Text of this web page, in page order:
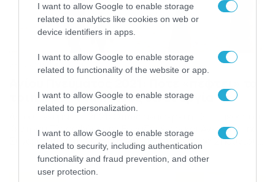
I want to allow Google to enable storage
related to analytics like cookies on web or
device identifiers in apps.
I want to allow Google to enable storage
related to functionality of the website or app.
I want to allow Google to enable storage
related to personalization.
I want to allow Google to enable storage
related to security, including authentication
functionality and fraud prevention, and other
user protection.
29/05/2021 09:29
τριήμερο – Για ποιους είναι αργία
Αγίου Πνεύματος 2021: Όπως αναφέρει η ΓΣΕΕ, μέσω του
Κέντρου Πληροφόρησης Εργαζομένων και Ανέργων της
Συνομοσπονδίας (ΚΕ.Π.Ε.Α./ΓΣΕΕ), η Δευτέρα 21 Ιουνίου
2021, ημερομηνία εορτασμού φέτος του εορτής του
Αγίου Πνεύματος, δεν περιλαμβάνεται στις επίσημες
αργίες που ορίζει ο νόμος για τους εργαζόμενους στον